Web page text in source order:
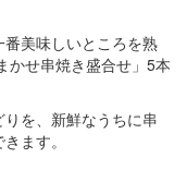
美味しいところを熟
かせ串焼き盛合せ」5本
を、新鮮なうちに串
ます。